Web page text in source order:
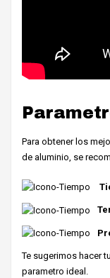
Para obtener los
de aluminio, se
Te sugerimos hacer
parametro ideal.